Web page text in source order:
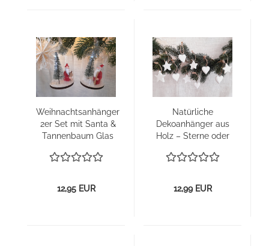
Weih­nachts­an­hän­ger
2er Set mit Santa &
Tan­nen­baum Glas
12,95 EUR
Na­tür­li­che
De­ko­an­hän­ger aus
Holz – Ster­ne oder
weiß
12,99 EUR